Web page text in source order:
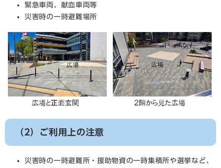
緊急車両、献血車両等
災害時の一時避難場所
（2）ご利用上の注意
災害時の一時避難所・援助物資の一時集積所や選挙など、